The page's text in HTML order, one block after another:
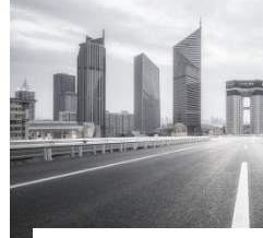
Termine
Kostenlos